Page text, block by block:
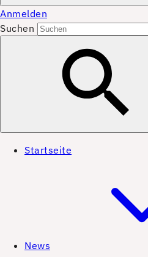
Anmelden
Suchen
Startseite
News